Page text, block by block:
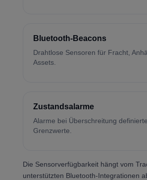
Bluetooth-Beacons
Drahtlose Sensoren für Fracht,
Assets.
Zustandsalarme
Alarme bei Überschreitung
Grenzwerte.
Die Sensorverfügbarkeit hängt vom
unterstützten Bluetooth-Integrationen